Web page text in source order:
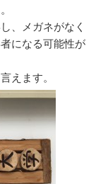
、メガネがなく
になる可能性が
えます。